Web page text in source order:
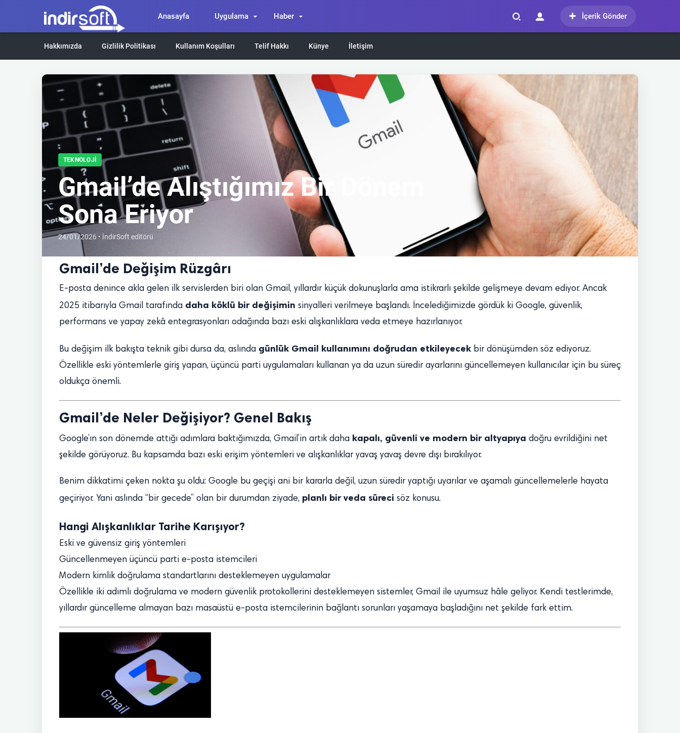
Anasayfa Uygulama Haber İçerik Gönder
Hakkımızda Gizlilik Politikası Kullanım Koşulları Telif Hakkı Künye İletişim
TEKNOLOJI
Gmail’de Alıştığımız Bir Dönem
Sona Eriyor
24/01/2026 • İndirSoft editörü
Gmail’de Değişim Rüzgârı
E-posta denince akla gelen ilk servislerden biri olan Gmail, yıllardır küçük dokunuşlarla ama istikrarlı şekilde gelişmeye devam ediyor. Ancak
2025 itibarıyla Gmail tarafında daha köklü bir değişimin sinyalleri verilmeye başlandı. İncelediğimizde gördük ki Google, güvenlik,
performans ve yapay zekâ entegrasyonları odağında bazı eski alışkanlıklara veda etmeye hazırlanıyor.
Bu değişim ilk bakışta teknik gibi dursa da, aslında günlük Gmail kullanımını doğrudan etkileyecek bir dönüşümden söz ediyoruz.
Özellikle eski yöntemlerle giriş yapan, üçüncü parti uygulamaları kullanan ya da uzun süredir ayarlarını güncellemeyen kullanıcılar için bu süreç
oldukça önemli.
Gmail’de Neler Değişiyor? Genel Bakış
Google’ın son dönemde attığı adımlara baktığımızda, Gmail’in artık daha kapalı, güvenli ve modern bir altyapıya doğru evrildiğini net
şekilde görüyoruz. Bu kapsamda bazı eski erişim yöntemleri ve alışkanlıklar yavaş yavaş devre dışı bırakılıyor.
Benim dikkatimi çeken nokta şu oldu: Google bu geçişi ani bir kararla değil, uzun süredir yaptığı uyarılar ve aşamalı güncellemelerle hayata
geçiriyor. Yani aslında “bir gecede” olan bir durumdan ziyade, planlı bir veda süreci söz konusu.
Hangi Alışkanlıklar Tarihe Karışıyor?
Eski ve güvensiz giriş yöntemleri
Güncellenmeyen üçüncü parti e-posta istemcileri
Modern kimlik doğrulama standartlarını desteklemeyen uygulamalar
Özellikle iki adımlı doğrulama ve modern güvenlik protokollerini desteklemeyen sistemler, Gmail ile uyumsuz hâle geliyor. Kendi testlerimde,
yıllardır güncelleme almayan bazı masaüstü e-posta istemcilerinin bağlantı sorunları yaşamaya başladığını net şekilde fark ettim.